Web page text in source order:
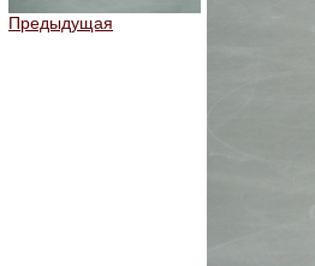
Предыдущая